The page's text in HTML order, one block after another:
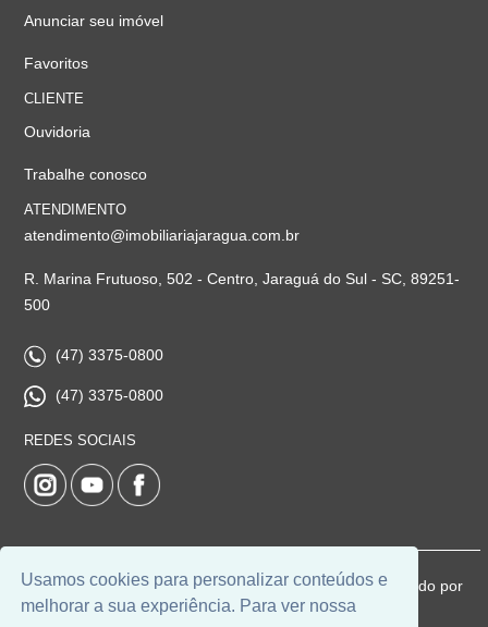
Usamos cookies para personalizar conteúdos e
melhorar a sua experiência. Para ver nossa
Anunciar seu imóvel
Favoritos
CLIENTE
Ouvidoria
Trabalhe conosco
ATENDIMENTO
atendimento@imobiliariajaragua.com.br
R. Marina Frutuoso, 502 - Centro, Jaraguá do Sul - SC, 89251-
500
(47) 3375-0800
(47) 3375-0800
REDES SOCIAIS
© 2026 | Imobiliária Jaraguá | CRECI: 5224-J | Desenvolvido por
Universal Software.